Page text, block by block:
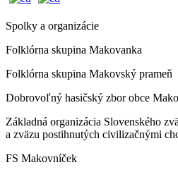
Spolky a organizácie
Folklórna skupina Makovanka
Folklórna skupina Makovský prameň
Dobrovoľný hasičský zbor obce
Základná organizácia Slovenského
a zväzu postihnutých civilizačnými
FS Makovníček